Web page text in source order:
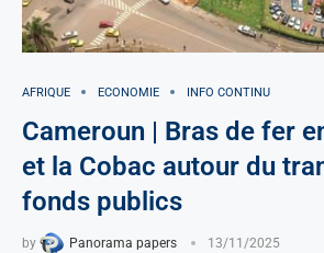
AFRIQUE ECONOMIE INFO CONTINU
Cameroun | Bras de fer
et la Cobac autour du
fonds publics
by Panorama papers 13/11/2025